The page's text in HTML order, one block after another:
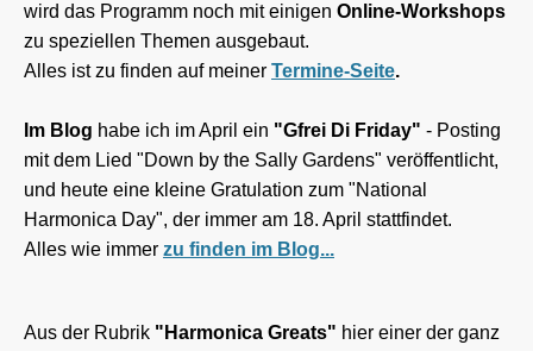
wird das Programm noch mit einigen Online-Workshops
zu speziellen Themen ausgebaut.
Alles ist zu finden auf meiner Termine-Seite.
Im Blog habe ich im April ein "Gfrei Di Friday" - Posting
mit dem Lied "Down by the Sally Gardens" veröffentlicht,
und heute eine kleine Gratulation zum "National
Harmonica Day", der immer am 18. April stattfindet.
Alles wie immer zu finden im Blog...
Aus der Rubrik "Harmonica Greats" hier einer der ganz